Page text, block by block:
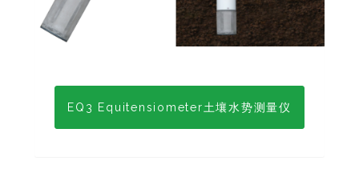
EQ3 Equitensiometer土壤水势测量仪